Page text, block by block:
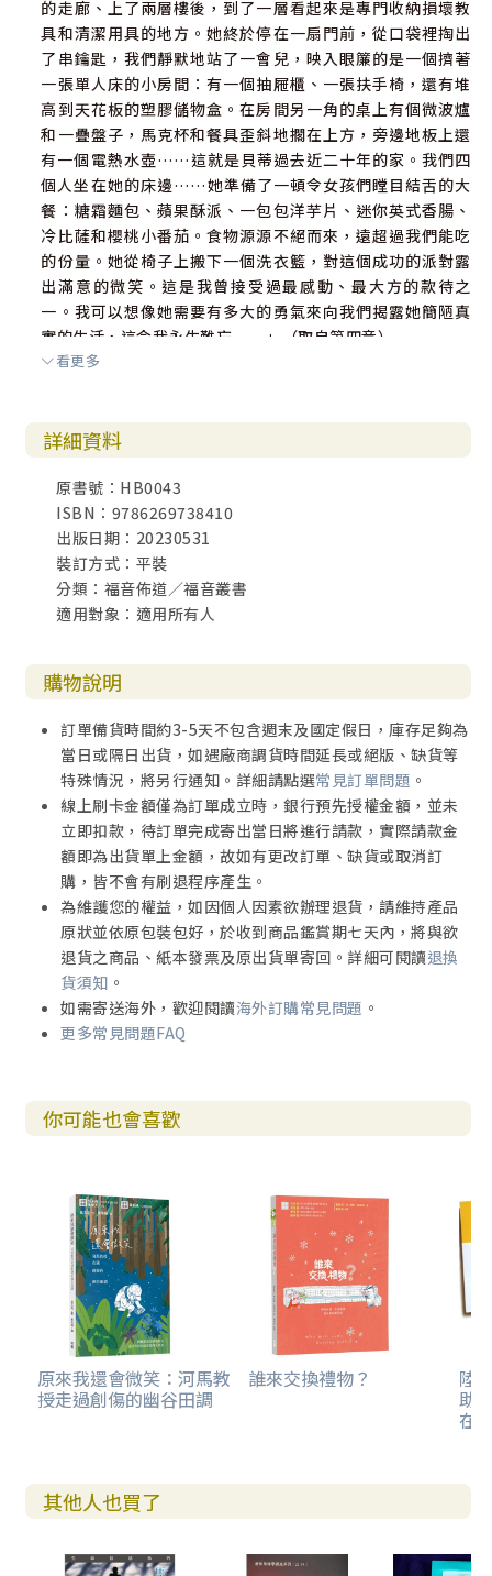
的走廊、上了兩層樓後，到了一層看起來是專門收納損壞教
具和清潔用具的地方。她終於停在一扇門前，從口袋裡掏出
了串鑰匙，我們靜默地站了一會兒，映入眼簾的是一個擠著
一張單人床的小房間：有一個抽屜櫃、一張扶手椅，還有堆
高到天花板的塑膠儲物盒。在房間另一角的桌上有個微波爐
和一疊盤子，馬克杯和餐具歪斜地擱在上方，旁邊地板上還
有一個電熱水壺……這就是貝蒂過去近二十年的家。我們四
個人坐在她的床邊……她準備了一頓令女孩們瞠目結舌的大
餐：糖霜麵包、蘋果酥派、一包包洋芋片、迷你英式香腸、
冷比薩和櫻桃小番茄。食物源源不絕而來，遠超過我們能吃
的份量。她從椅子上搬下一個洗衣籃，對這個成功的派對露
出滿意的微笑。這是我曾接受過最感動、最大方的款待之
一。我可以想像她需要有多大的勇氣來向我們揭露她簡陋真
實的生活，這令我永生難忘……」（取自第四章）
方式來款待每一位你所見到的他人。
看更多
詳細資料
原書號：HB0043
ISBN：9786269738410
出版日期：20230531
裝訂方式：平裝
分類：福音佈道／福音叢書
適用對象：適用所有人
購物說明
訂單備貨時間約3-5天不包含週末及國定假日，庫存足夠為
當日或隔日出貨，如遇廠商調貨時間延長或絕版、缺貨等
特殊情況，將另行通知。詳細請點選常見訂單問題 。
線上刷卡金額僅為訂單成立時，銀行預先授權金額，並未
立即扣款，待訂單完成寄出當日將進行請款，實際請款金
額即為出貨單上金額，故如有更改訂單、缺貨或取消訂
購，皆不會有刷退程序產生。
為維護您的權益，如因個人因素欲辦理退貨，請維持產品
原狀並依原包裝包好，於收到商品鑑賞期七天內，將與欲
退貨之商品、紙本發票及原出貨單寄回。詳細可閱讀退換
貨須知 。
如需寄送海外，歡迎閱讀海外訂購常見問題 。
更多常見問題FAQ
你可能也會喜歡
原來我還會微笑：河馬教
授走過創傷的幽谷田調
誰來交換禮物？ 陸
助
在
其他人也買了